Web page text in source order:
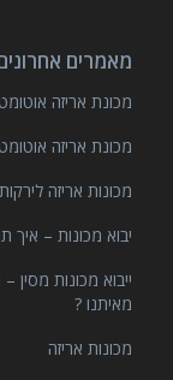
מאמרים
מכונת אריזה
מכונת אריזה
מכונות אריזה
יבוא מכונות – איך
ייבוא מכונות
מאיתנו ?
מכונות אריזה